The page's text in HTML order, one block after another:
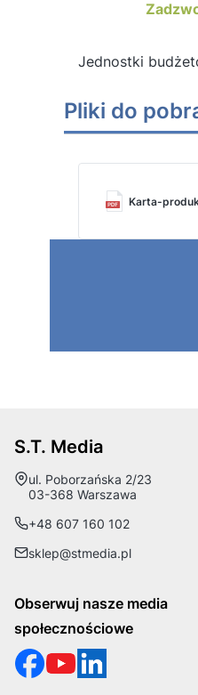
Jednostki
Pliki do
Karta-
S.T. Media
Adres:
ul. Poborzańska 2/23
03-368 Warszawa
+48 607 160 102
sklep@stmedia.pl
Obserwuj nasze media
społecznościowe